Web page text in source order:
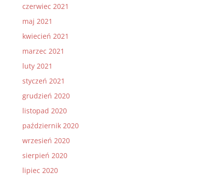
czerwiec 2021
maj 2021
kwiecień 2021
marzec 2021
luty 2021
styczeń 2021
grudzień 2020
listopad 2020
październik 2020
wrzesień 2020
sierpień 2020
lipiec 2020